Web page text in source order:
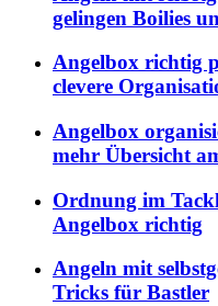
gelingen Boilies
Angelbox richtig
clevere
Angelbox
mehr Übersicht
Ordnung im
Angelbox richtig
Angeln mit
Tricks für Bastler